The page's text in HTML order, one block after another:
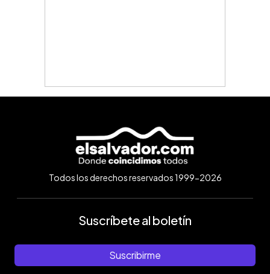
Todos los derechos reservados 1999-2026
Suscríbete al boletín
Suscribirme